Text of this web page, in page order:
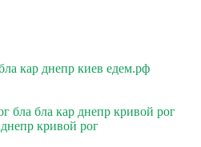
кар днепр киев едем.рф
бла бла кар днепр кривой рог
кривой рог